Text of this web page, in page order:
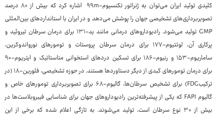
کلیدی تولید ایران می‌توان به ژنراتور تکنسیوم-۹۹m اشاره کرد که بیش از ۸۰ درصد
تصویربرداری‌های تشخیصی جهان را پوشش می‌دهد و در ایران با استانداردهای بین‌المللی
GMP تولید می‌شود. رادیوداروهای درمانی مانند ید-۱۳۱ برای درمان سرطان تیروئید و
پرکاری آن، لوتتیوم-۱۷۷ برای درمان سرطان پروستات و تومورهای نورواندوکرین،
ساماریوم-۱۵۳ و رنیوم-۱۸۶ برای تسکین دردهای استخوانی متاستاتیک و ایتریوم-۹۰
برای درمان تومورهای کبدی از دیگر دستاوردها هستند. در حوزه تشخیصی، فلورین-۱۸ (در
ترکیبFDG) برای تشخیص سرطان‌ها، گالیوم-۶۸ برای تصویربرداری تومورهای خاص و
گالیوم FAPI که یکی از پیشرفته‌ترین رادیوداروهای جهان برای شناسایی فیبروبلاست‌ها در
بیش از ۳۰ نوع سرطان است، تولید می‌شوند. به تازگی اعلام شده که برخی از این